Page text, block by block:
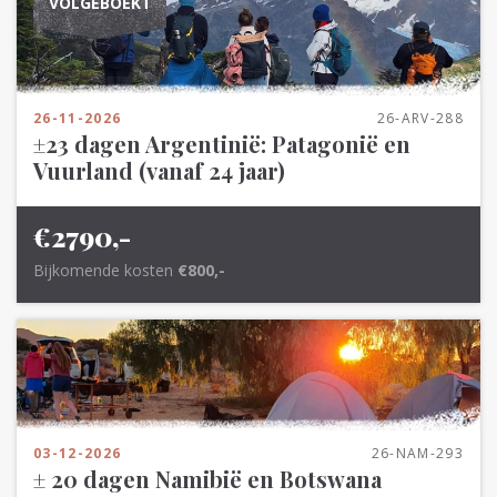
26-11-2026 26-ARV-288
±23 dagen Argentinië: Patagonië en
Vuurland (vanaf 24 jaar)
€2790,-
Bijkomende kosten €800,-
03-12-2026 26-NAM-293
± 20 dagen Namibië en Botswana